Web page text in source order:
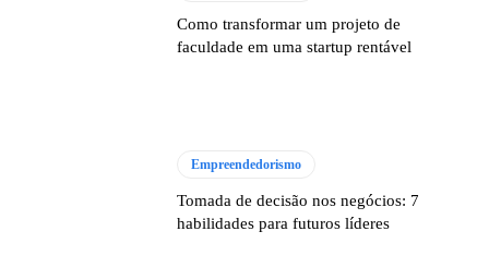
Como transformar um projeto de
faculdade em uma startup rentável
Empreendedorismo
Tomada de decisão nos negócios: 7
habilidades para futuros líderes